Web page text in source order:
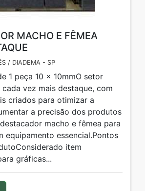
MACHO E FÊMEA
/ DIADEMA - SP
1 peça 10 x 10mmO setor
vez mais destaque, com
criados para otimizar a
a precisão dos produtos
macho e fêmea para
equipamento essencial.Pontos
item
gráficas...